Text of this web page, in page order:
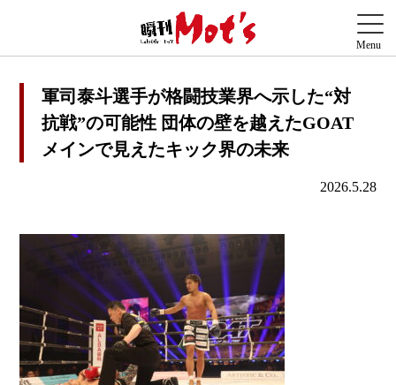
軍司泰斗選手が格闘技業界へ示した“対
抗戦”の可能性 団体の壁を越えたGOAT
メインで見えたキック界の未来
2026.5.28